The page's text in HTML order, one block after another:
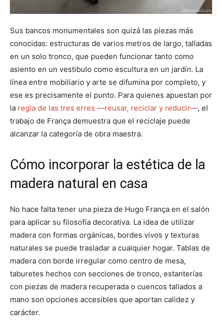
Sus bancos monumentales son quizá las piezas más
conocidas: estructuras de varios metros de largo, talladas
en un solo tronco, que pueden funcionar tanto como
asiento en un vestibulo como escultura en un jardín. La
línea entre mobiliario y arte se difumina por completo, y
ese es precisamente el punto. Para quienes apuestan por
la regla de las tres erres —reusar, reciclar y reducir—, el
trabajo de França demuestra que el reciclaje puede
alcanzar la categoría de obra maestra.
Cómo incorporar la estética de la
madera natural en casa
No hace falta tener una pieza de Hugo França en el salón
para aplicar su filosofía decorativa. La idea de utilizar
madera con formas orgánicas, bordes vivos y texturas
naturales se puede trasladar a cualquier hogar. Tablas de
madera con borde irregular como centro de mesa,
taburetes hechos con secciones de tronco, estanterías
con piezas de madera recuperada o cuencos tallados a
mano son opciones accesibles que aportan calidez y
carácter.